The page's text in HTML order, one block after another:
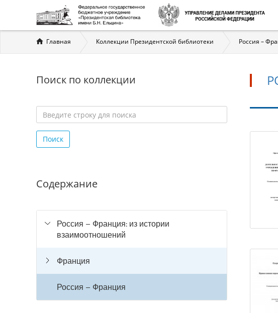
Вы
здесь
Главная Коллекции Президентской библиотеки Россия –
Поиск по коллекции
строку
для
Поиск
Содержание
Россия – Франция: из истории
взаимоотношений
Франция
Россия – Франция
Россия